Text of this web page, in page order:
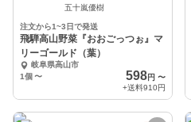
五十嵐優樹
注文から1~3日で発送
飛騨高山野菜『おおごっつぉ』マ
リーゴールド（葉）
岐阜県高山市
1個 〜 598円 〜
+送料910円